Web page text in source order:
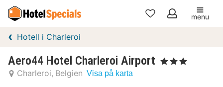
Mina
menu
Hotell i Charleroi
Aero44 Hotel Charleroi Airport , 3 Stjärnor
Charleroi Belgien Visa på karta